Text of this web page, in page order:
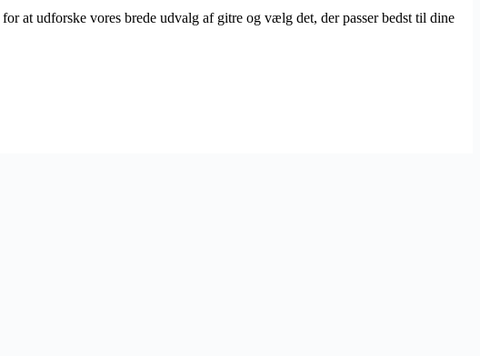
for at udforske vores brede udvalg af gitre og vælg det, der passer bedst til dine